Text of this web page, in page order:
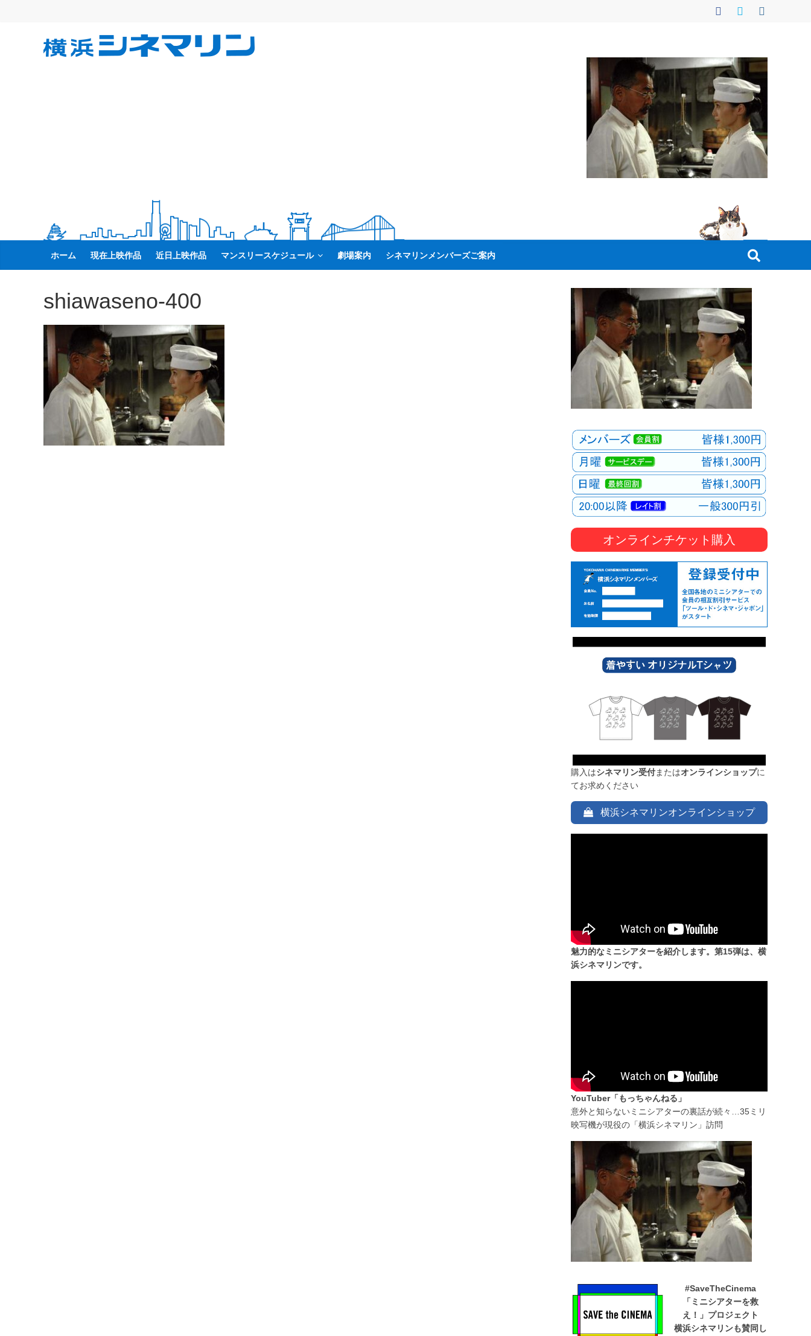
横
リ
ン
た
映
画
は
こ
の
街
で
ホーム 現在上映作品 近日上映作品 マンスリースケジュール 劇場案内 シネマリンメンバーズご案内
shiawaseno-400
オンラインチケット購入
購入はシネマリン受付またはオンラインショップに
てお求めください
横浜シネマリンオンラインショップ
魅力的なミニシアターを紹介します。第15弾は、横
浜シネマリンです。
YouTuber「もっちゃんねる」
意外と知らないミニシアターの裏話が続々…35ミリ
映写機が現役の「横浜シネマリン」訪問
#SaveTheCinema
「ミニシアターを救
え！」プロジェクト
横浜シネマリンも賛同し